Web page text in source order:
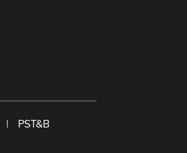
PST&B